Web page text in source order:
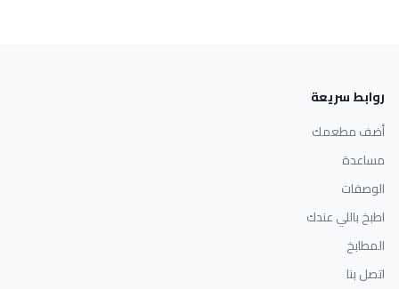
روابط سريعة
أضف مطعمك
مساعدة
الوصفات
اطبخ باللي عندك
المطابخ
اتصل بنا